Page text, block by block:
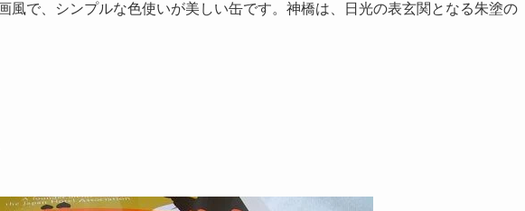
風で、シンプルな色使いが美しい缶です。神橋は、日光の表玄関となる朱塗の